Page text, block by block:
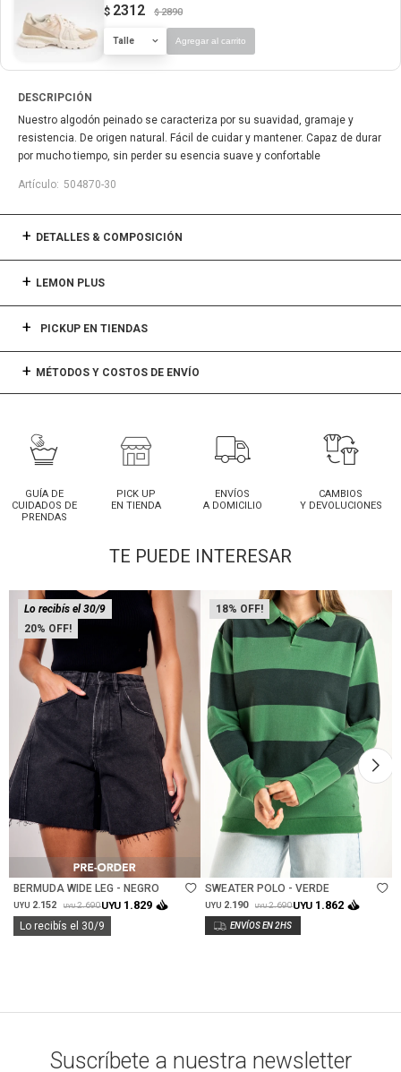
$ 2312 $ 2890
Talle Agregar al carrito
DESCRIPCIÓN
Nuestro algodón peinado se caracteriza por su suavidad, gramaje y
resistencia. De origen natural. Fácil de cuidar y mantener. Capaz de durar
por mucho tiempo, sin perder su esencia suave y confortable
504870-30
DETALLES & COMPOSICIÓN
LEMON PLUS
PICKUP EN TIENDAS
MÉTODOS Y COSTOS DE ENVÍO
GUÍA DE
CUIDADOS DE
PRENDAS
PICK UP
EN TIENDA
ENVÍOS
A DOMICILIO
CAMBIOS
Y DEVOLUCIONES
TE PUEDE INTERESAR
20
Lo recibís el 30/9
Talle
BERMUDA WIDE LEG - NEGRO
UYU 2.152 UYU 2.690UYU 1.829
Lo recibís el 30/9
18
SWEATER POLO - VERDE
UYU 2.190 UYU 2.690UYU 1.862
Suscríbete a nuestra newsletter